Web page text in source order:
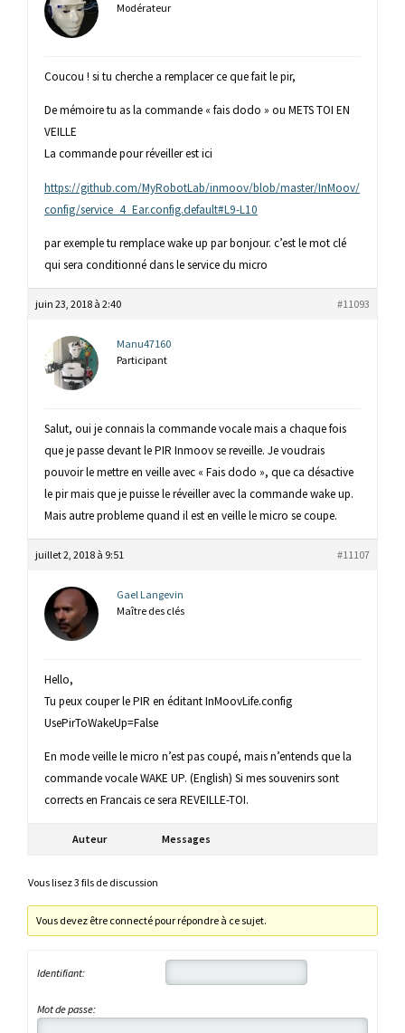
Modérateur
Coucou ! si tu cherche a remplacer ce que fait le pir,
De mémoire tu as la commande « fais dodo » ou METS TOI EN
VEILLE
La commande pour réveiller est ici
https://github.com/MyRobotLab/inmoov/blob/master/InMoov/
config/service_4_Ear.config.default#L9-L10
par exemple tu remplace wake up par bonjour. c’est le mot clé
qui sera conditionné dans le service du micro
juin 23, 2018 à 2:40 #11093
Manu47160
Participant
Salut, oui je connais la commande vocale mais a chaque fois
que je passe devant le PIR Inmoov se reveille. Je voudrais
pouvoir le mettre en veille avec « Fais dodo », que ca désactive
le pir mais que je puisse le réveiller avec la commande wake up.
Mais autre probleme quand il est en veille le micro se coupe.
juillet 2, 2018 à 9:51 #11107
Gael Langevin
Maître des clés
Hello,
Tu peux couper le PIR en éditant InMoovLife.config
UsePirToWakeUp=False
En mode veille le micro n’est pas coupé, mais n’entends que la
commande vocale WAKE UP. (English) Si mes souvenirs sont
corrects en Francais ce sera REVEILLE-TOI.
Auteur Messages
Vous lisez 3 fils de discussion
Vous devez être connecté pour répondre à ce sujet.
Identifiant:
Mot de passe: